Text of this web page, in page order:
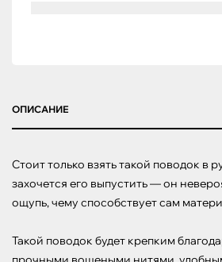
ОПИСАНИЕ
Стоит только взять такой поводок в
захочется его выпустить — он
ощупь, чему способствует сам
Такой поводок будет крепким